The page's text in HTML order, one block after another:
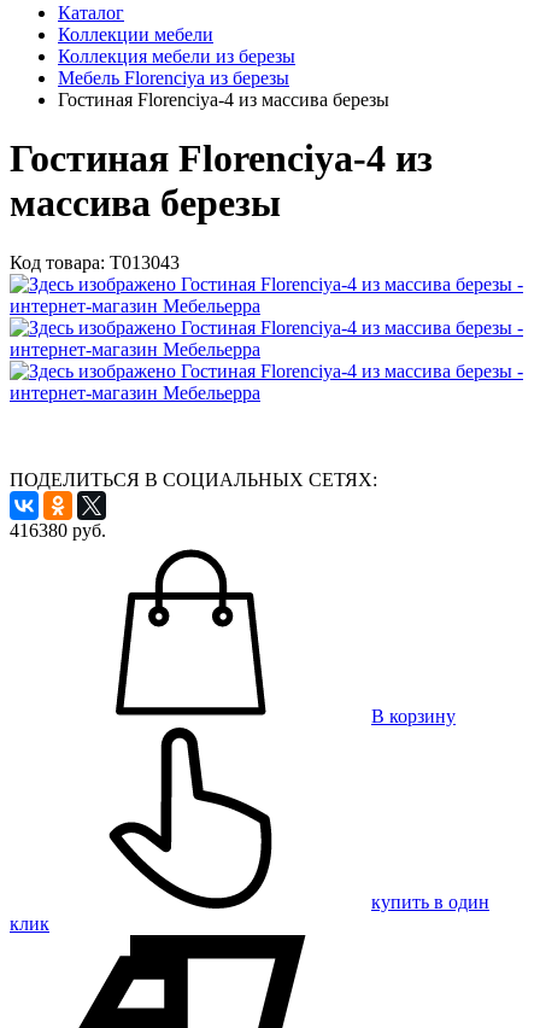
Каталог
Коллекции мебели
Коллекция мебели из березы
Мебель Florenciya из березы
Гостиная Florenciya-4 из массива березы
Гостиная Florenciya-4 из
массива березы
Код товара: Т013043
ПОДЕЛИТЬСЯ В СОЦИАЛЬНЫХ СЕТЯХ:
416380 руб.
В корзину
купить в один
клик